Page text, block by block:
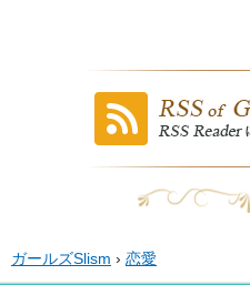
ガールズSlism › 恋愛